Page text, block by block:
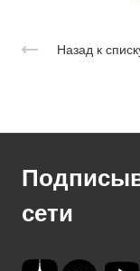
Назад к
сети